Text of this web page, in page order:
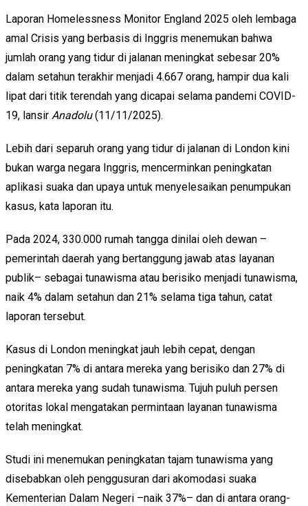
Laporan Homelessness Monitor England 2025 oleh lembaga
amal Crisis yang berbasis di Inggris menemukan bahwa
jumlah orang yang tidur di jalanan meningkat sebesar 20%
dalam setahun terakhir menjadi 4.667 orang, hampir dua kali
lipat dari titik terendah yang dicapai selama pandemi COVID-
19, lansir Anadolu(11/11/2025).
Lebih dari separuh orang yang tidur di jalanan di London kini
bukan warga negara Inggris, mencerminkan peningkatan
aplikasi suaka dan upaya untuk menyelesaikan penumpukan
kasus, kata laporan itu.
Pada 2024, 330.000 rumah tangga dinilai oleh dewan –
pemerintah daerah yang bertanggung jawab atas layanan
publik– sebagai tunawisma atau berisiko menjadi tunawisma,
naik 4% dalam setahun dan 21% selama tiga tahun, catat
laporan tersebut.
Kasus di London meningkat jauh lebih cepat, dengan
peningkatan 7% di antara mereka yang berisiko dan 27% di
antara mereka yang sudah tunawisma. Tujuh puluh persen
otoritas lokal mengatakan permintaan layanan tunawisma
telah meningkat.
Studi ini menemukan peningkatan tajam tunawisma yang
disebabkan oleh penggusuran dari akomodasi suaka
Kementerian Dalam Negeri –naik 37%– dan di antara orang-